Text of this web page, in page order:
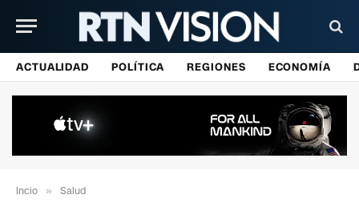
ACTUALIDAD POLÍTICA REGIONES ECONOMÍA
Incio » Salud